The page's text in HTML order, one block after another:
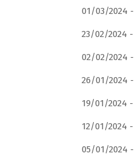
01/03/2024 -
23/02/2024 -
02/02/2024 -
26/01/2024 -
19/01/2024 -
12/01/2024 -
05/01/2024 -